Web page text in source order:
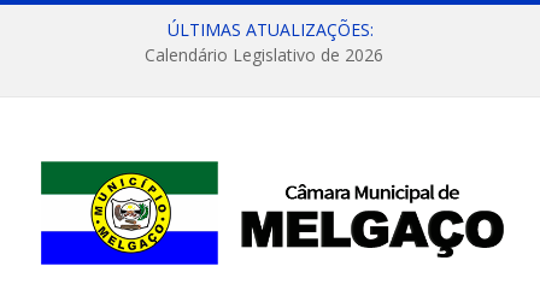
ÚLTIMAS ATUALIZAÇÕES:
Calendário Legislativo de 2026